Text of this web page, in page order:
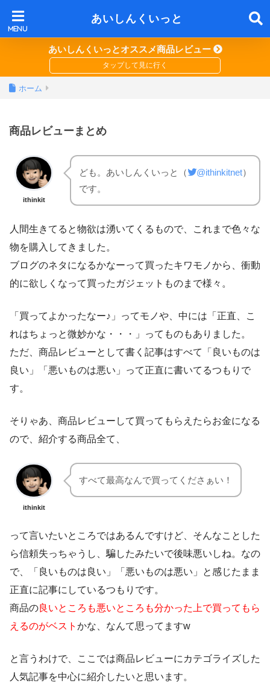
あいしんくいっと
あいしんくいっとオススメ商品レビュー
ホーム
商品レビューまとめ
ithinkit
ども。あいしんくいっと（ @ithinkitnet）
です。
人間生きてると物欲は湧いてくるもので、これまで色々な
物を購入してきました。
ブログのネタになるかなーって買ったキワモノから、衝動
的に欲しくなって買ったガジェットものまで様々。
「買ってよかったなー♪」ってモノや、中には「正直、こ
れはちょっと微妙かな・・・」ってものもありました。
ただ、商品レビューとして書く記事はすべて「良いものは
良い」「悪いものは悪い」って正直に書いてるつもりで
す。
そりゃあ、商品レビューして買ってもらえたらお金になる
ので、紹介する商品全て、
ithinkit
すべて最高なんで買ってくださぁい！
って言いたいところではあるんですけど、そんなことした
ら信頼失っちゃうし、騙したみたいで後味悪いしね。なの
で、「良いものは良い」「悪いものは悪い」と感じたまま
正直に記事にしているつもりです。
商品の良いところも悪いところも分かった上で買ってもら
えるのがベスト かな、なんて思ってますw
と言うわけで、ここでは商品レビューにカテゴライズした
人気記事を中心に紹介したいと思います。